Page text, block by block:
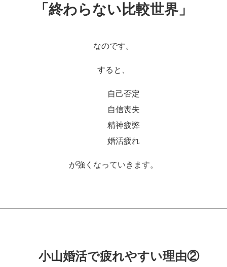
「終わらない比較世界」
なのです。
すると、
自己否定
自信喪失
精神疲弊
婚活疲れ
が強くなっていきます。
小山婚活で疲れやすい理由②